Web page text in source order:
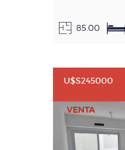
85.00
U$S245000
VENTA